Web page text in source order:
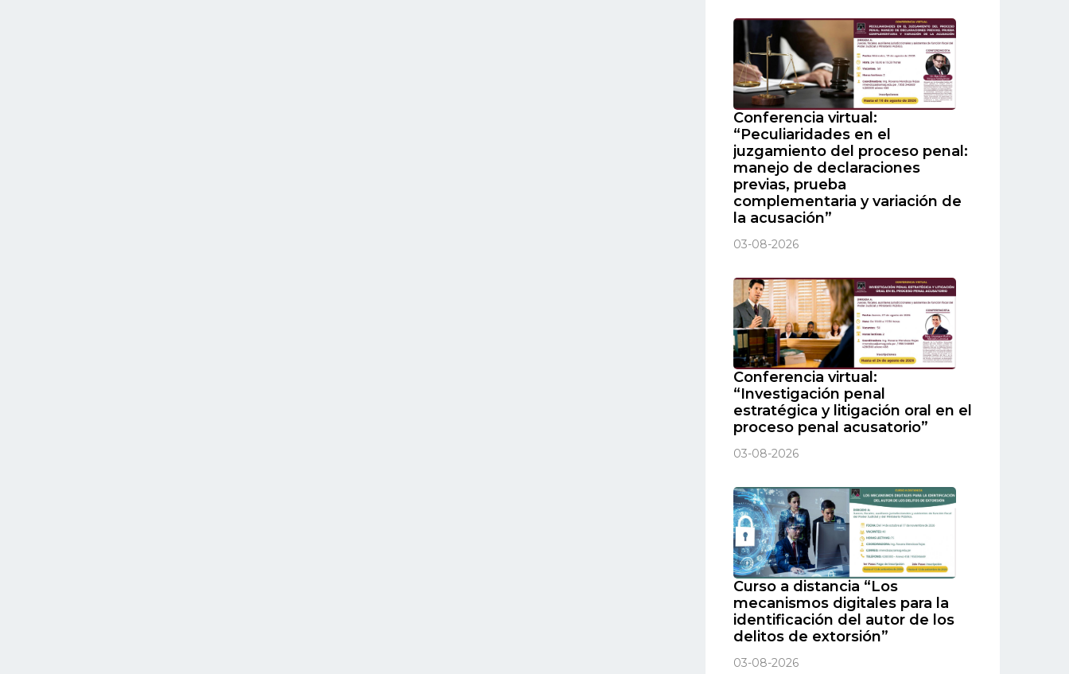
Conferencia virtual:
“Peculiaridades en el
juzgamiento del proceso penal:
manejo de declaraciones
previas, prueba
complementaria y variación de
la acusación”
03-08-2026
Conferencia virtual:
“Investigación penal
estratégica y litigación oral en el
proceso penal acusatorio”
03-08-2026
Curso a distancia “Los
mecanismos digitales para la
identificación del autor de los
delitos de extorsión”
03-08-2026